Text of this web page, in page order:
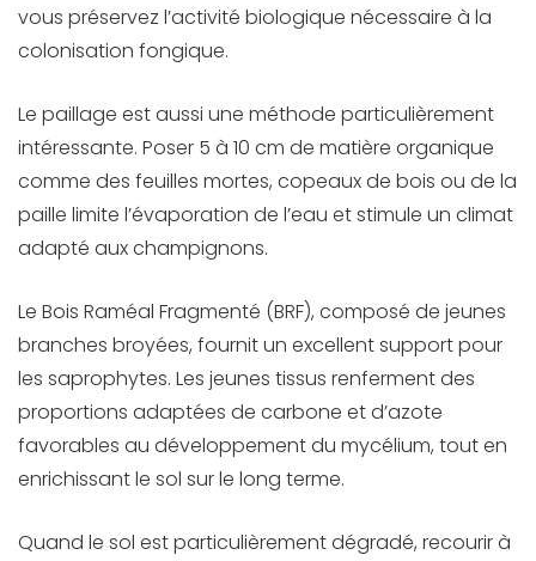
vous préservez l’activité biologique nécessaire à la
colonisation fongique.
Le paillage est aussi une méthode particulièrement
intéressante. Poser 5 à 10 cm de matière organique
comme des feuilles mortes, copeaux de bois ou de la
paille limite l’évaporation de l’eau et stimule un climat
adapté aux champignons.
Le Bois Raméal Fragmenté (BRF), composé de jeunes
branches broyées, fournit un excellent support pour
les saprophytes. Les jeunes tissus renferment des
proportions adaptées de carbone et d’azote
favorables au développement du mycélium, tout en
enrichissant le sol sur le long terme.
Quand le sol est particulièrement dégradé, recourir à